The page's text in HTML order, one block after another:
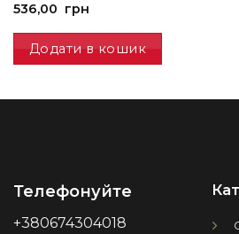
536,00 грн
Додати в кошик
Телефонуйте
+380674304018